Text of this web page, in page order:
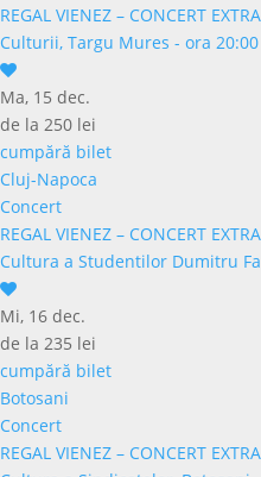
REGAL VIENEZ – CONCERT
Culturii, Targu Mures - ora 20:00
Ma, 15 dec.
de la 250 lei
cumpără bilet
Cluj-Napoca
Concert
REGAL VIENEZ – CONCERT
Cultura a Studentilor Dumitru
Mi, 16 dec.
de la 235 lei
cumpără bilet
Botosani
Concert
REGAL VIENEZ – CONCERT